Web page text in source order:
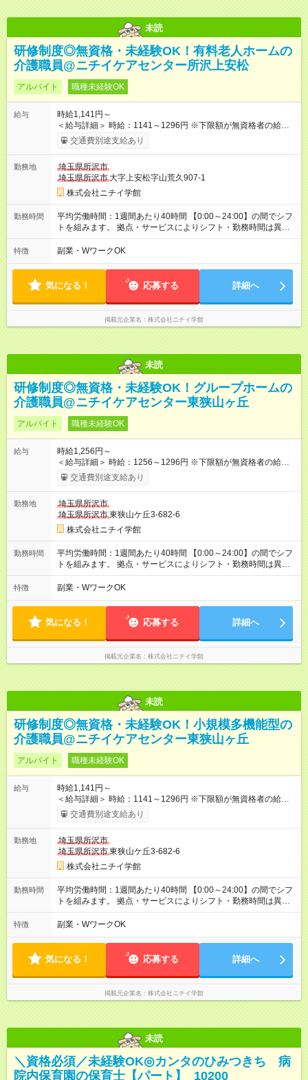
未読
研修制度◎無資格・未経験OK！有料老人ホームの
介護職員@ニチイケアセンター所沢上安松
アルバイト 職種未経験OK
給与
時給1,141円～
＜給与詳細＞ 時給：1141～1296円 ※下限額が無資格者の給与
です。 【試用期間】試用期間あり 試用期間の長さ：3ヶ月 雇用
形態、給与は本採用時と同じです。
交通費別途支給あり
勤務地
埼玉県所沢市
埼玉県所沢市 大字上安松字山荒久907-1
株式会社ニチイ学館
勤務時間
平均労働時間：1週間あたり40時間 【0:00～24:00】の間でシフ
トを組みます。 拠点・サービスによりシフト・勤務時間は異な
ります。 ＜シフト例＞ 早番：7:30～16:30 日勤：9:00～18:00
遅番：11:00～20:00 夜勤：16:30～翌9:30 ※上記は一例です。
たり40時間 【0:00～24:00】の間でシフトを組みます。 拠点・
サービスによりシフト・勤務時間は異なります。 ＜シフト例＞
早番：7:30～16:30 日勤：9:00～18:00 遅番：11:00～20:00 夜
勤：16:30～翌9:30 ※上記は一例です。 ※働き方は柔軟にご相談
いただけます。
特徴 副業・WワークOK
気になる！ 応募する 詳細へ
掲載元企業名 株式会社ニチイ学館
未読
研修制度◎無資格・未経験OK！グループホームの
介護職員@ニチイケアセンター東狭山ヶ丘
アルバイト 職種未経験OK
給与
時給1,256円～
＜給与詳細＞ 時給：1256～1296円 ※下限額が無資格者の給与
です。 【試用期間】試用期間あり 試用期間の長さ：3ヶ月 雇用
形態、給与は本採用時と同じです。
交通費別途支給あり
勤務地
埼玉県所沢市
埼玉県所沢市東狭山ケ丘3-682-6
株式会社ニチイ学館
勤務時間
平均労働時間：1週間あたり40時間 【0:00～24:00】の間でシフ
トを組みます。 拠点・サービスによりシフト・勤務時間は異な
ります。 ＜シフト例＞ 早番：7:30～16:30 日勤：9:00～18:00
遅番：10:30～19:30 夜勤：16:30～翌9:30 ※上記は一例です。
たり40時間 【0:00～24:00】の間でシフトを組みます。 拠点・
サービスによりシフト・勤務時間は異なります。 ＜シフト例＞
早番：7:30～16:30 日勤：9:00～18:00 遅番：10:30～19:30 夜
勤：16:30～翌9:30 ※上記は一例です。 ※勤務日数や時間帯はご
相談ください。
特徴 副業・WワークOK
気になる！ 応募する 詳細へ
掲載元企業名 株式会社ニチイ学館
未読
研修制度◎無資格・未経験OK！小規模多機能型の
介護職員@ニチイケアセンター東狭山ヶ丘
アルバイト 職種未経験OK
給与
時給1,141円～
＜給与詳細＞ 時給：1141～1296円 ※下限額が無資格者の給与
です。 【試用期間】試用期間あり 試用期間の長さ：3ヶ月 雇用
形態、給与は本採用時と同じです。
交通費別途支給あり
勤務地
埼玉県所沢市
埼玉県所沢市東狭山ケ丘3-682-6
株式会社ニチイ学館
勤務時間
平均労働時間：1週間あたり40時間 【0:00～24:00】の間でシフ
トを組みます。 拠点・サービスによりシフト・勤務時間は異な
ります。 ＜シフト例＞ 早番：7:30～16:30 日勤：9:00～18:00
遅番：11:00～20:00 夜勤：16:30～翌9:30 ※上記は一例です。
たり40時間 【0:00～24:00】の間でシフトを組みます。 拠点・
サービスによりシフト・勤務時間は異なります。 ＜シフト例＞
早番：7:30～16:30 日勤：9:00～18:00 遅番：11:00～20:00 夜
勤：16:30～翌9:30 ※上記は一例です。 ※働き方は柔軟にご相談
いただけます。
特徴 副業・WワークOK
気になる！ 応募する 詳細へ
掲載元企業名 株式会社ニチイ学館
未読
＼資格必須／未経験OK◎カンタのひみつきち 病
院内保育園の保育士【パート】_10200